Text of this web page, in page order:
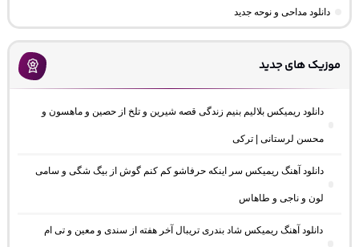
دانلود مداحی و نوحه جدید
موزیک های جدید
دانلود ریمیکس بلالیم بنیم زندگی قصه شیرین و تلخ از حصین و ماهسون و
محسن لرستانی | ترکی
دانلود آهنگ ریمیکس سر اینکه حرفاشو کم کنم گوش از بیگ شگی و سامی
لون و ناجی و طاهاس
دانلود آهنگ ریمیکس شاد بندری تریبال آخر هفته از سندی و معین و تی ام